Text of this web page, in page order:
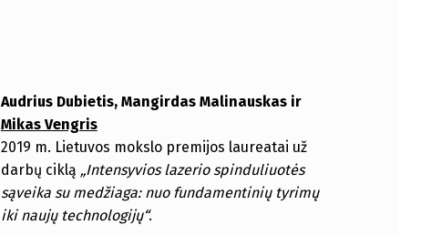
Audrius Dubietis, Mangirdas Malinauskas ir
Mikas Vengris
2019 m. Lietuvos mokslo premijos laureatai už
darbų ciklą „Intensyvios lazerio spinduliuotės
sąveika su medžiaga: nuo fundamentinių tyrimų
iki naujų technologijų“.